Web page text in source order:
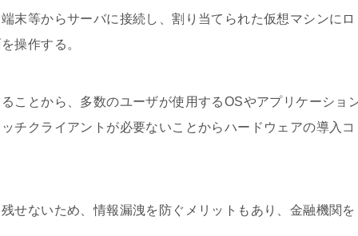
末等からサーバに接続し、割り当てられた仮想マシンにロ
操作する。
ことから、多数のユーザが使用するOSやアプリケーショ
チクライアントが必要ないことからハードウェアの導入コ
せないため、情報漏洩を防ぐメリットもあり、金融機関を